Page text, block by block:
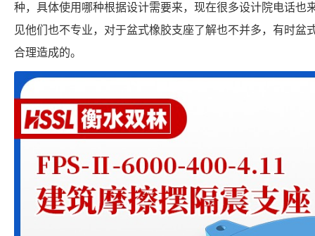
种，具体使用哪种根据设计需要来，现在很多设计院电话也
见他们也不专业，对于盆式橡胶支座了解也不并多，有时盆
合理造成的。